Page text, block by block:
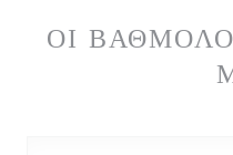
ΟΙ